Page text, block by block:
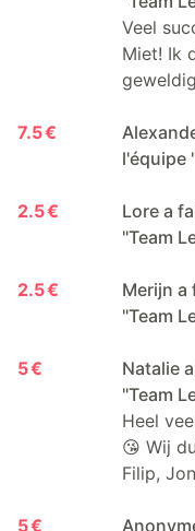
Veel
Miet! Ik
7.5 €
l'équipe
2.5 €
Lore a
"Team
2.5 €
Merijn a
"Team
5 €
Natalie
"Team
Heel
😘 Wij
Filip,
5 €